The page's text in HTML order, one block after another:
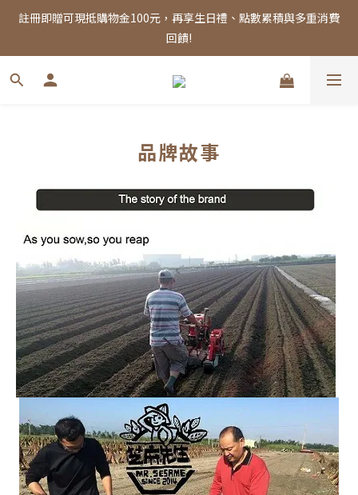
註冊即贈可現抵購物金100元，再享生日禮、點數累積與多重消費
回饋!
註冊即贈可現抵購物金100元，再享生日禮、點數累積與多重消費
回饋!
全館消費滿千，享免運優惠！
回饋!
品牌故事